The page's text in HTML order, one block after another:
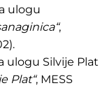
ulogu
,
ulogu Silvije Plat
Plat“, MESS